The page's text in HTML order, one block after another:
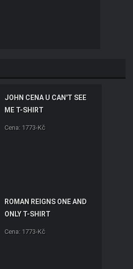
JOHN CENA U CAN'T SEE
ME T-SHIRT
Cena: 1773-Kč
ROMAN REIGNS ONE AND
ONLY T-SHIRT
Cena: 1773-Kč